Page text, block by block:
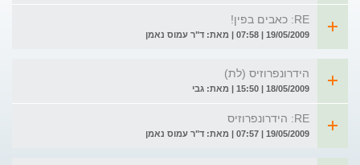
RE: כאבים בפין!
19/05/2009 | 07:58 | מאת: ד"ר עמוס נאמן
הידרונפרוזיס (לת)
18/05/2009 | 15:50 | מאת: גבי
RE: הידרונפרוזיס
19/05/2009 | 07:57 | מאת: ד"ר עמוס נאמן